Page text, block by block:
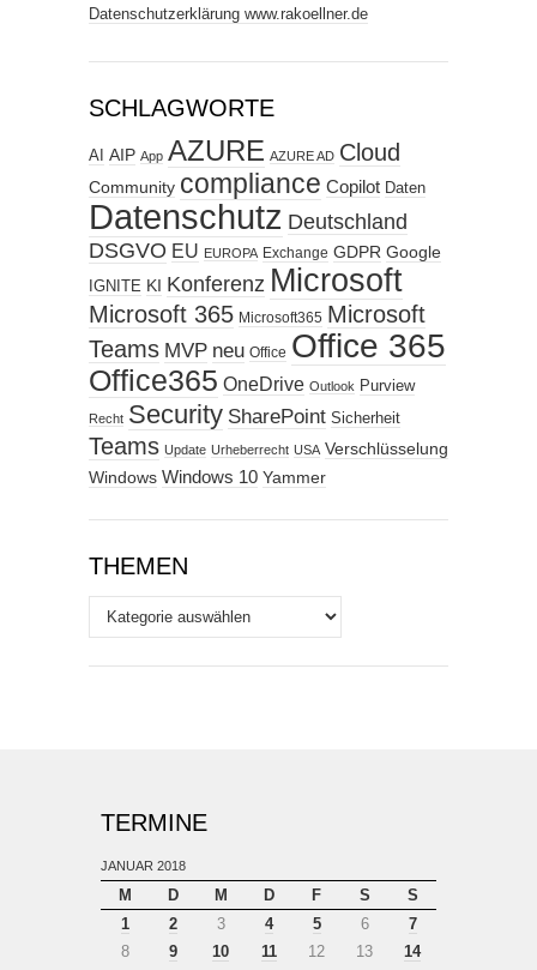
Datenschutzerklärung www.rakoellner.de
SCHLAGWORTE
AI AIP App AZURE AZURE AD Cloud
Community compliance Copilot Daten
Datenschutz Deutschland
DSGVO EU EUROPA Exchange GDPR Google
IGNITE KI Konferenz Microsoft
Microsoft 365 Microsoft365 Microsoft
Teams MVP neu Office Office 365
Office365 OneDrive Outlook Purview
Recht Security SharePoint Sicherheit
Teams Update Urheberrecht USA Verschlüsselung
Windows Windows 10 Yammer
THEMEN
Themen
TERMINE
JANUAR 2018
M D M D F S
S
1
2 3 4 5 6
7
8
9 10 11 12 13 14